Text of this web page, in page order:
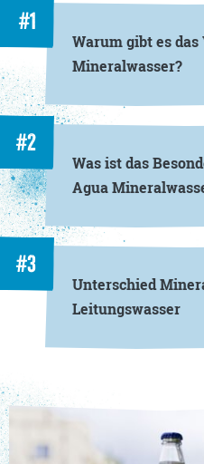
#1
Warum gibt es
Mineralwasser?
#2
Was ist das
Agua
#3
Unterschied
Leitungswasser